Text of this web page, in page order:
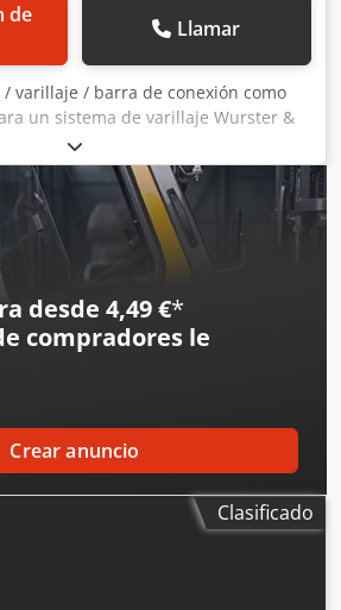
Llamar
/ varillaje / barra de conexión como
un sistema de varillaje Wurster &
Datos técnicos: - Longitud total:
mm - D1: 190 mm - D2: 150 mm -
mm - Distancia entre ejes:
mm Csdpfx Ahezrx Ete Hsrf
desde 4,49 €*
compradores le
Crear anuncio
Clasificado